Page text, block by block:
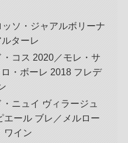
ソ・ジャアルボリーナ
ターレ
コス 2020／モレ・サ
・ボーレ 2018 フレデ
ニュイ ヴィラージュ
エール ブレ／メルロー
ワイン